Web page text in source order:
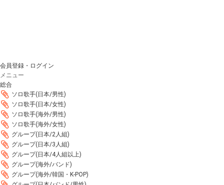
会員登録・ログイン
メニュー
総合
ソロ歌手(日本/男性)
ソロ歌手(日本/女性)
ソロ歌手(海外/男性)
ソロ歌手(海外/女性)
グループ(日本/2人組)
グループ(日本/3人組)
グループ(日本/4人組以上)
グループ(海外/バンド)
グループ(海外/韓国・K-POP)